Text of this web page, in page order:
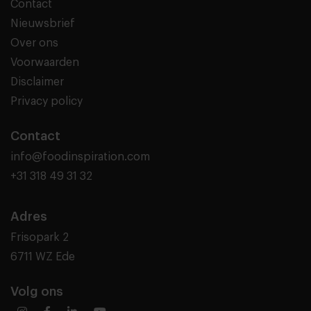
Contact
Nieuwsbrief
Over ons
Voorwaarden
Disclaimer
Privacy policy
Contact
info@foodinspiration.com
+31 318 49 31 32
Adres
Frisopark 2
6711 WZ Ede
Volg ons